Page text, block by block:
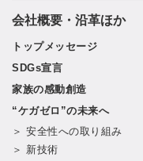
会社概要・沿革ほか
トップメッセージ
SDGs宣言
家族の感動創造
“ケガゼロ”の未来へ
＞ 安全性への取り組み
＞ 新技術